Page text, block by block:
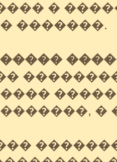
�
�������.
�����
�